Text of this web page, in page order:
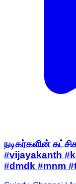
நடிகர்களின்
#vijayakanth
#dmdk #mnm